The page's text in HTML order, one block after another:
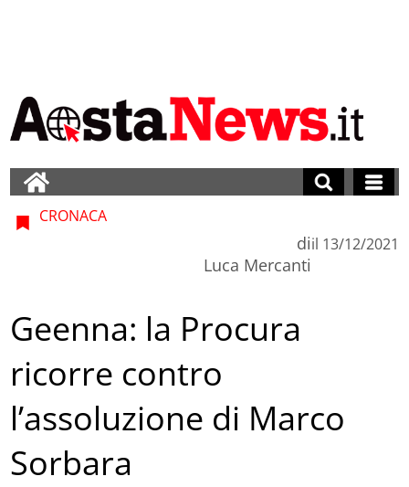
CRONACA
di
Luca Mercanti
il 13/12/2021
Geenna: la Procura
ricorre contro
l’assoluzione di Marco
Sorbara